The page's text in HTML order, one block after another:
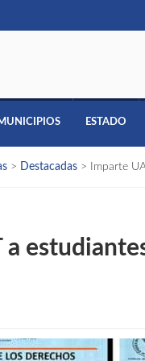
ESTADO
> Destacadas > Imparte
a